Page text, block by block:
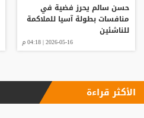
حسن سالم يحرز فضية في
منافسات بطولة آسيا للملاكمة
للناشئين
2026-05-16 | 04:18 م
الأكثر قراءة